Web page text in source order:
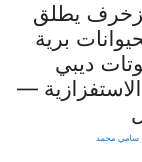
يطلق
برية
ديبي
—
سامي محمد